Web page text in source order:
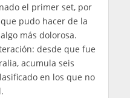
el primer set, por
pudo hacer de la
más dolorosa.
desde que fue
acumula seis
en los que no